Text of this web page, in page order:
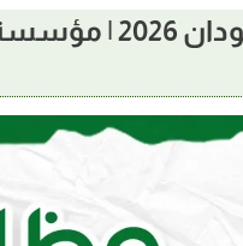
📢 وظائف